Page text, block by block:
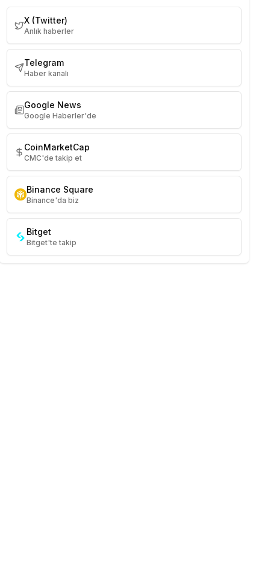
X (Twitter)
Anlık haberler
Telegram
Haber kanalı
Google News
Google Haberler'de
CoinMarketCap
CMC'de takip et
Binance Square
Binance'da biz
Bitget
Bitget'te takip